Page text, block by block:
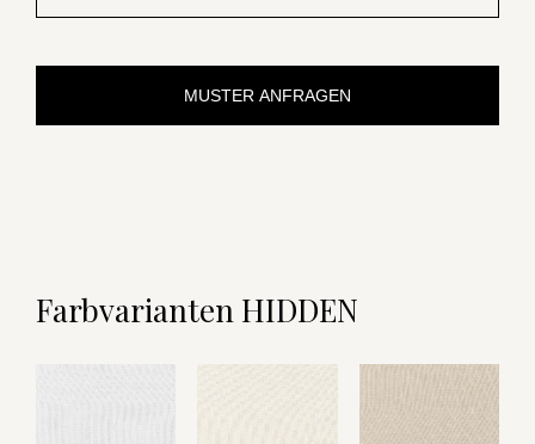
MUSTER ANFRAGEN
Farbvarianten HIDDEN